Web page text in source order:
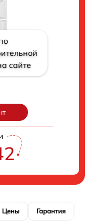
сайте
Цены Гарантия